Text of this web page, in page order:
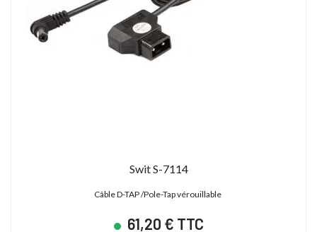
Swit S-7114
Câble D-TAP /Pole-Tap vérouillable
61,20 € TTC